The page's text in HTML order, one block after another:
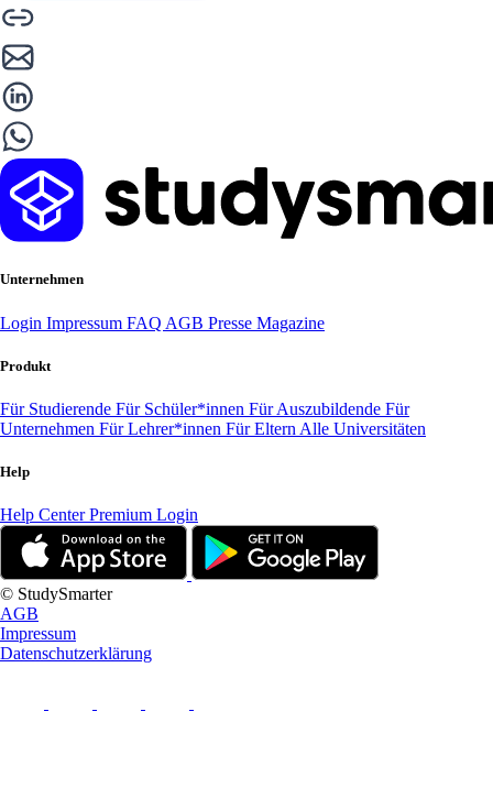
Unternehmen
Login Impressum FAQ AGB Presse Magazine
Produkt
Für Studierende Für Schüler*innen Für Auszubildende Für
Unternehmen Für Lehrer*innen Für Eltern Alle Universitäten
Help
Help CenterPremium Login
© StudySmarter
AGB
Impressum
Datenschutzerklärung